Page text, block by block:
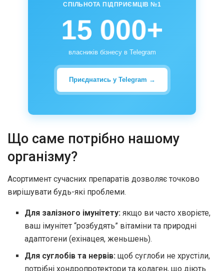
СПІЛЬНОТА ПІДПРИЄМЦІВ №1
15 000+
власників бізнесу в Telegram
Приєднатись у Telegram →
Що саме потрібно нашому
організму?
Асортимент сучасних препаратів дозволяє точково
вирішувати будь-які проблеми.
Для залізного імунітету: якщо ви часто хворієте,
ваш імунітет “розбудять” вітаміни та природні
адаптогени (ехінацея, женьшень).
Для суглобів та нервів: щоб суглоби не хрустіли,
потрібні хондропротектори та колаген, що діють